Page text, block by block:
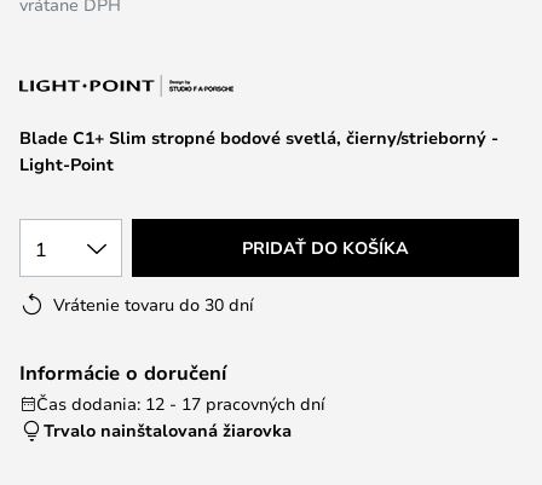
začiatok
obrázkov
Blade C1+ Slim stropné bodové svetlá, čierny/strieborný -
Light-Point
1 PRIDAŤ DO KOŠÍKA
Vrátenie tovaru do 30 dní
Informácie o doručení
Čas dodania: 12 - 17 pracovných dní
Trvalo nainštalovaná žiarovka